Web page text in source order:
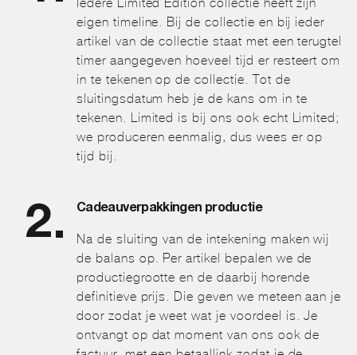
eigen timeline. Bij de collectie en bij ieder
artikel van de collectie staat met een terugtel
timer aangegeven hoeveel tijd er resteert om
in te tekenen op de collectie. Tot de
sluitingsdatum heb je de kans om in te
tekenen. Limited is bij ons ook echt Limited;
we produceren eenmalig, dus wees er op
tijd bij.
Cadeauverpakkingen productie
Na de sluiting van de intekening maken wij
de balans op. Per artikel bepalen we de
productiegrootte en de daarbij horende
definitieve prijs. Die geven we meteen aan je
door zodat je weet wat je voordeel is. Je
ontvangt op dat moment van ons ook de